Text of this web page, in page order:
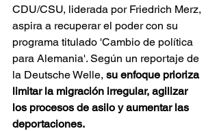
CDU/CSU, liderada por Friedrich Merz,
aspira a recuperar el poder con su
programa titulado 'Cambio de política
para Alemania'. Según un reportaje de
la Deutsche Welle, su enfoque prioriza
limitar la migración irregular, agilizar
los procesos de asilo y aumentar las
deportaciones.